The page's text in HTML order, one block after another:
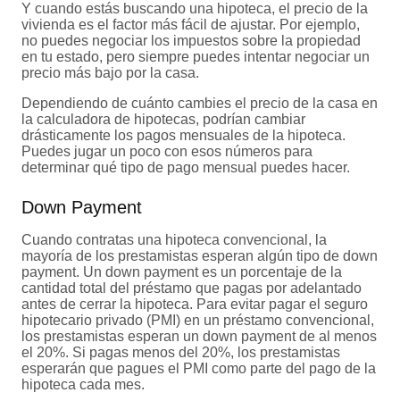
Y cuando estás buscando una hipoteca, el precio de la
vivienda es el factor más fácil de ajustar. Por ejemplo,
no puedes negociar los impuestos sobre la propiedad
en tu estado, pero siempre puedes intentar negociar un
precio más bajo por la casa.
Dependiendo de cuánto cambies el precio de la casa en
la calculadora de hipotecas, podrían cambiar
drásticamente los pagos mensuales de la hipoteca.
Puedes jugar un poco con esos números para
determinar qué tipo de pago mensual puedes hacer.
Down Payment
Cuando contratas una hipoteca convencional, la
mayoría de los prestamistas esperan algún tipo de down
payment. Un down payment es un porcentaje de la
cantidad total del préstamo que pagas por adelantado
antes de cerrar la hipoteca. Para evitar pagar el seguro
hipotecario privado (PMI) en un préstamo convencional,
los prestamistas esperan un down payment de al menos
el 20%. Si pagas menos del 20%, los prestamistas
esperarán que pagues el PMI como parte del pago de la
hipoteca cada mes.